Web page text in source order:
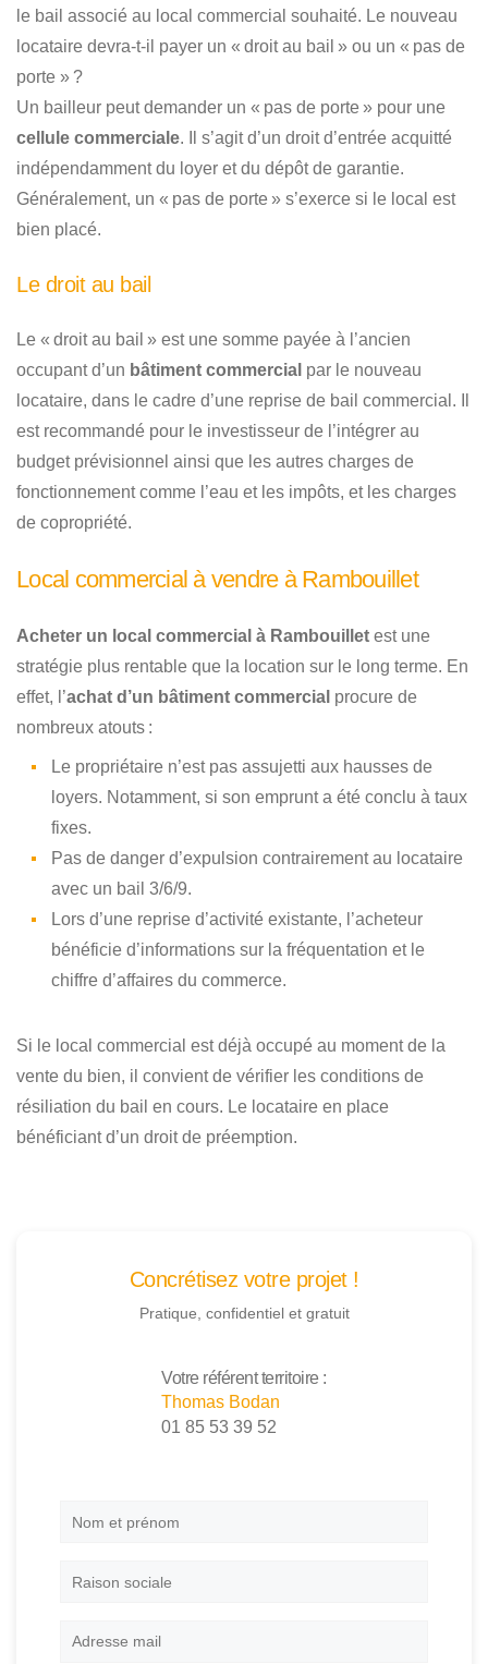
le bail associé au local commercial souhaité. Le nouveau
locataire devra-t-il payer un « droit au bail » ou un « pas de
porte » ?
Un bailleur peut demander un « pas de porte » pour une
cellule commerciale. Il s’agit d’un droit d’entrée acquitté
indépendamment du loyer et du dépôt de garantie.
Généralement, un « pas de porte » s’exerce si le local est
bien placé.
Le droit au bail
Le « droit au bail » est une somme payée à l’ancien
occupant d’un bâtiment commercial par le nouveau
locataire, dans le cadre d’une reprise de bail commercial. Il
est recommandé pour le investisseur de l’intégrer au
budget prévisionnel ainsi que les autres charges de
fonctionnement comme l’eau et les impôts, et les charges
de copropriété.
Local commercial à vendre à Rambouillet
Acheter un local commercial à Rambouillet est une
stratégie plus rentable que la location sur le long terme. En
effet, l’achat d’un bâtiment commercial procure de
nombreux atouts :
Le propriétaire n’est pas assujetti aux hausses de
loyers. Notamment, si son emprunt a été conclu à taux
fixes.
Pas de danger d’expulsion contrairement au locataire
avec un bail 3/6/9.
Lors d’une reprise d’activité existante, l’acheteur
bénéficie d’informations sur la fréquentation et le
chiffre d’affaires du commerce.
Si le local commercial est déjà occupé au moment de la
vente du bien, il convient de vérifier les conditions de
résiliation du bail en cours. Le locataire en place
bénéficiant d’un droit de préemption.
Concrétisez votre projet !
Pratique, confidentiel et gratuit
Votre référent territoire :
Thomas Bodan
01 85 53 39 52
Nom
Raison
Adresse